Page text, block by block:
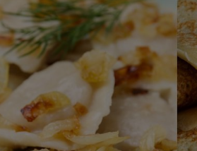
geolokalizacyjnych. Aktywne
na urządzeniu lub dostęp do nich.
usług.
Lista Zaufanych Partnerów